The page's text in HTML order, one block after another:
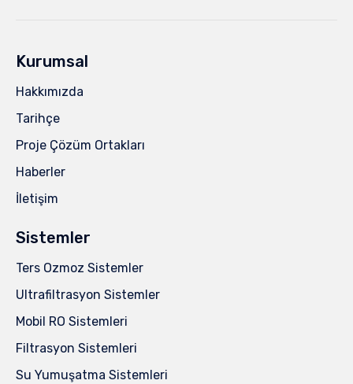
Kurumsal
Hakkımızda
Tarihçe
Proje Çözüm Ortakları
Haberler
İletişim
Sistemler
Ters Ozmoz Sistemler
Ultrafiltrasyon Sistemler
Mobil RO Sistemleri
Filtrasyon Sistemleri
Su Yumuşatma Sistemleri